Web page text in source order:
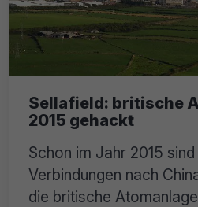
Sellafield: britische
2015 gehackt
Schon im Jahr 2015
Verbindungen nach
die britische